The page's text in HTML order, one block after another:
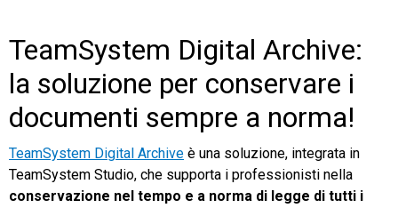
TeamSystem Digital Archive:
la soluzione per conservare i
documenti sempre a norma!
TeamSystem Digital Archive è una soluzione, integrata in
TeamSystem Studio, che supporta i professionisti nella
conservazione nel tempo e a norma di legge di tutti i